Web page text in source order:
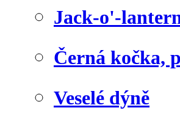
Jack-o'-
Černá kočka,
Veselé dýně